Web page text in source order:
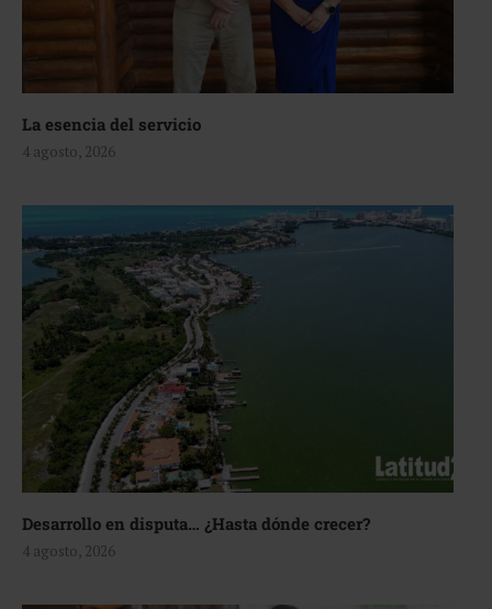
La esencia del servicio
4 agosto, 2026
Desarrollo en disputa… ¿Hasta dónde crecer?
4 agosto, 2026